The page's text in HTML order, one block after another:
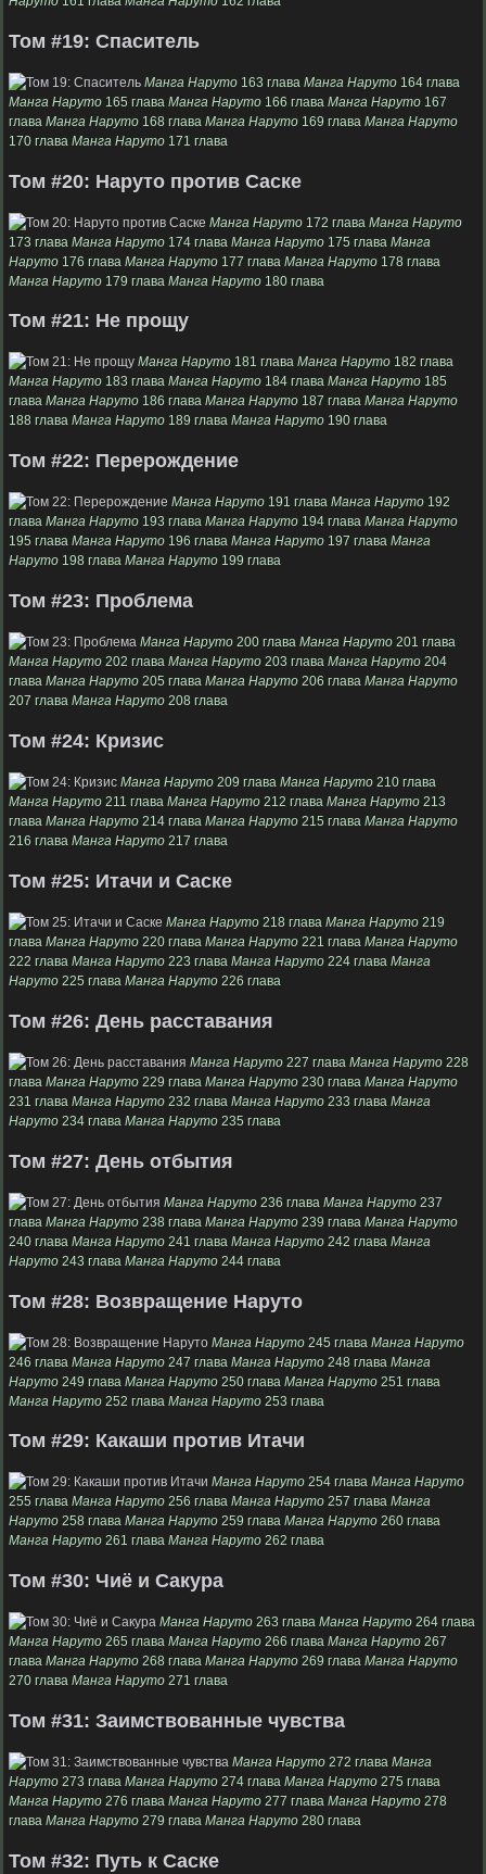
Том #19: Спаситель
Манга Наруто 163 глава Манга Наруто 164 глава
Манга Наруто 165 глава Манга Наруто 166 глава Манга Наруто 167
глава Манга Наруто 168 глава Манга Наруто 169 глава Манга Наруто
170 глава Манга Наруто 171 глава
Том #20: Наруто против Саске
Манга Наруто 172 глава Манга Наруто
173 глава Манга Наруто 174 глава Манга Наруто 175 глава Манга
Наруто 176 глава Манга Наруто 177 глава Манга Наруто 178 глава
Манга Наруто 179 глава Манга Наруто 180 глава
Том #21: Не прощу
Манга Наруто 181 глава Манга Наруто 182 глава
Манга Наруто 183 глава Манга Наруто 184 глава Манга Наруто 185
глава Манга Наруто 186 глава Манга Наруто 187 глава Манга Наруто
188 глава Манга Наруто 189 глава Манга Наруто 190 глава
Том #22: Перерождение
Манга Наруто 191 глава Манга Наруто 192
глава Манга Наруто 193 глава Манга Наруто 194 глава Манга Наруто
195 глава Манга Наруто 196 глава Манга Наруто 197 глава Манга
Наруто 198 глава Манга Наруто 199 глава
Том #23: Проблема
Манга Наруто 200 глава Манга Наруто 201 глава
Манга Наруто 202 глава Манга Наруто 203 глава Манга Наруто 204
глава Манга Наруто 205 глава Манга Наруто 206 глава Манга Наруто
207 глава Манга Наруто 208 глава
Том #24: Кризис
Манга Наруто 209 глава Манга Наруто 210 глава
Манга Наруто 211 глава Манга Наруто 212 глава Манга Наруто 213
глава Манга Наруто 214 глава Манга Наруто 215 глава Манга Наруто
216 глава Манга Наруто 217 глава
Том #25: Итачи и Саске
Манга Наруто 218 глава Манга Наруто 219
глава Манга Наруто 220 глава Манга Наруто 221 глава Манга Наруто
222 глава Манга Наруто 223 глава Манга Наруто 224 глава Манга
Наруто 225 глава Манга Наруто 226 глава
Том #26: День расставания
Манга Наруто 227 глава Манга Наруто 228
глава Манга Наруто 229 глава Манга Наруто 230 глава Манга Наруто
231 глава Манга Наруто 232 глава Манга Наруто 233 глава Манга
Наруто 234 глава Манга Наруто 235 глава
Том #27: День отбытия
Манга Наруто 236 глава Манга Наруто 237
глава Манга Наруто 238 глава Манга Наруто 239 глава Манга Наруто
240 глава Манга Наруто 241 глава Манга Наруто 242 глава Манга
Наруто 243 глава Манга Наруто 244 глава
Том #28: Возвращение Наруто
Манга Наруто 245 глава Манга Наруто
246 глава Манга Наруто 247 глава Манга Наруто 248 глава Манга
Наруто 249 глава Манга Наруто 250 глава Манга Наруто 251 глава
Манга Наруто 252 глава Манга Наруто 253 глава
Том #29: Какаши против Итачи
Манга Наруто 254 глава Манга Наруто
255 глава Манга Наруто 256 глава Манга Наруто 257 глава Манга
Наруто 258 глава Манга Наруто 259 глава Манга Наруто 260 глава
Манга Наруто 261 глава Манга Наруто 262 глава
Том #30: Чиё и Сакура
Манга Наруто 263 глава Манга Наруто 264 глава
Манга Наруто 265 глава Манга Наруто 266 глава Манга Наруто 267
глава Манга Наруто 268 глава Манга Наруто 269 глава Манга Наруто
270 глава Манга Наруто 271 глава
Том #31: Заимствованные чувства
Манга Наруто 272 глава Манга
Наруто 273 глава Манга Наруто 274 глава Манга Наруто 275 глава
Манга Наруто 276 глава Манга Наруто 277 глава Манга Наруто 278
глава Манга Наруто 279 глава Манга Наруто 280 глава
Том #32: Путь к Саске